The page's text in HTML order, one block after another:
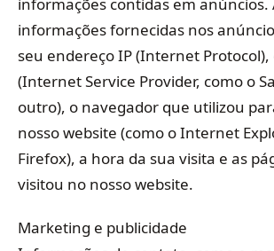
informações fornecidas nos
seu endereço IP (Internet Protocol),
(Internet Service Provider, como o
outro), o navegador que utilizou
nosso website (como o Internet
Firefox), a hora da sua visita e as
visitou no nosso website.
Marketing e publicidade